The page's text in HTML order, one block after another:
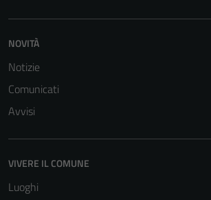
NOVITÀ
Notizie
Comunicati
Avvisi
VIVERE IL COMUNE
Luoghi